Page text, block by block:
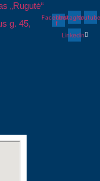
„Rugutė“
g. 45,
Facebook-
f
Instagram
Linkedin